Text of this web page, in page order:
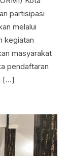
partisipasi
melalui
kegiatan
masyarakat
pendaftaran
[…]